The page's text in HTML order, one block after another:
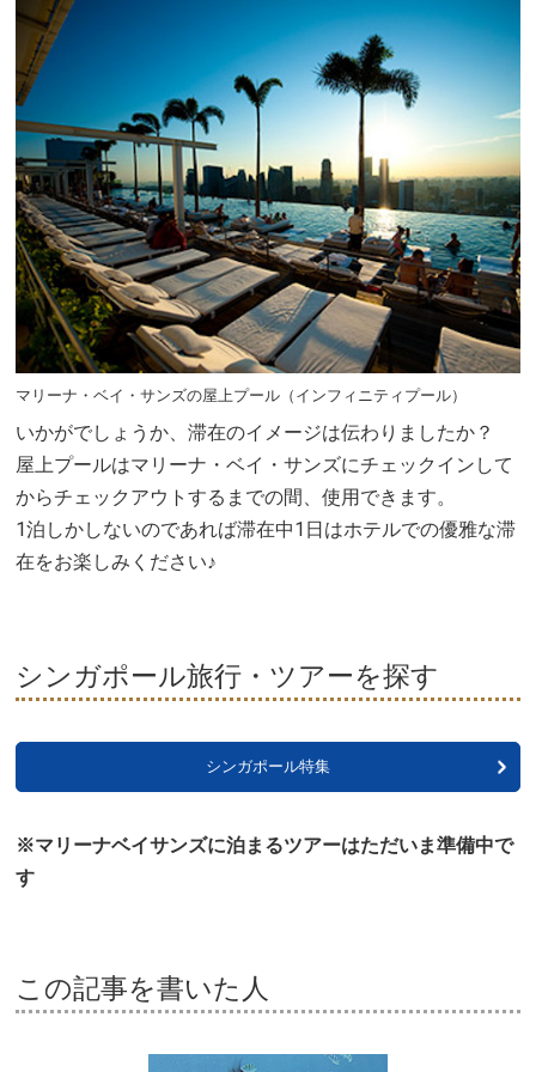
マリーナ・ベイ・サンズの屋上プール（インフィニティプール）
いかがでしょうか、滞在のイメージは伝わりましたか？
屋上プールはマリーナ・ベイ・サンズにチェックインして
からチェックアウトするまでの間、使用できます。
1泊しかしないのであれば滞在中1日はホテルでの優雅な滞
在をお楽しみください♪
シンガポール旅行・ツアーを探す
シンガポール特集
※マリーナベイサンズに泊まるツアーはただいま準備中で
す
この記事を書いた人